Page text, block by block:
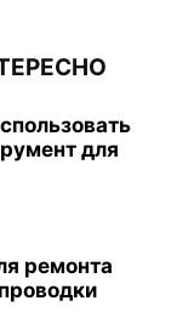
для
ремонта